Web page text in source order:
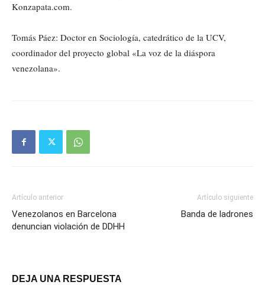
Konzapata.com.
Tomás Páez: Doctor en Sociología, catedrático de la UCV,
coordinador del proyecto global «La voz de la diáspora
venezolana».
Artículo anterior
Venezolanos en Barcelona
denuncian violación de DDHH
Artículo siguiente
Banda de ladrones
DEJA UNA RESPUESTA